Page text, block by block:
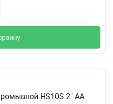
HS10S 2" АА